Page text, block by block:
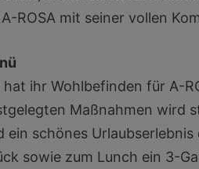
ROSA mit seiner vollen
ihr Wohlbefinden für A-
Maßnahmen wird
ein schönes
sowie zum Lunch ein 3-